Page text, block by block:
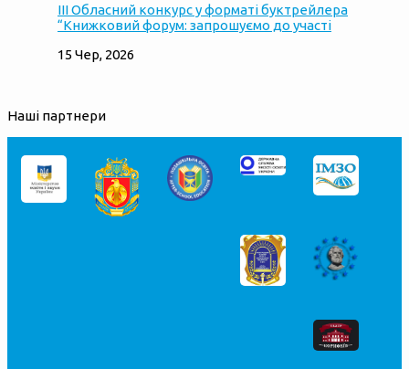
ІІІ Обласний конкурс у форматі буктрейлера
“Книжковий форум: запрошуємо до участі
15 Чер, 2026
Наші партнери